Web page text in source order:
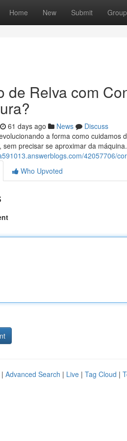
Home New Submit
de Relva com
61 days ago News
Discuss
a forma como
sem precisar se aproximar da
42057706/
Who Upvoted
Advanced Search | Live | Tag Cloud |